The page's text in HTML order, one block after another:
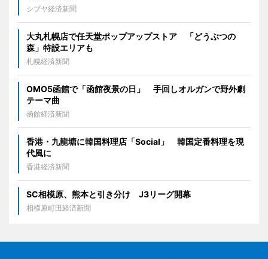
シブヤ経済新聞
大丸札幌店で任天堂ポップアップストア 「どうぶつの
森」特設エリアも
札幌経済新聞
OMO5函館で「函館夜景の日」 手回しオルガンで野外劇
テーマ曲
函館経済新聞
香港・九龍塘に韓国料理店「Social」 韓国定番料理を現
代風に
香港経済新聞
SC相模原、熊本と引き分け J3リーグ開幕
相模原町田経済新聞